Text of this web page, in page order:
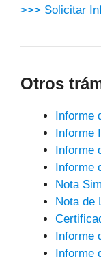
>>> Solicitar
Otros
Informe
Informe
Informe
Informe
Nota
Nota de
Informe
Informe